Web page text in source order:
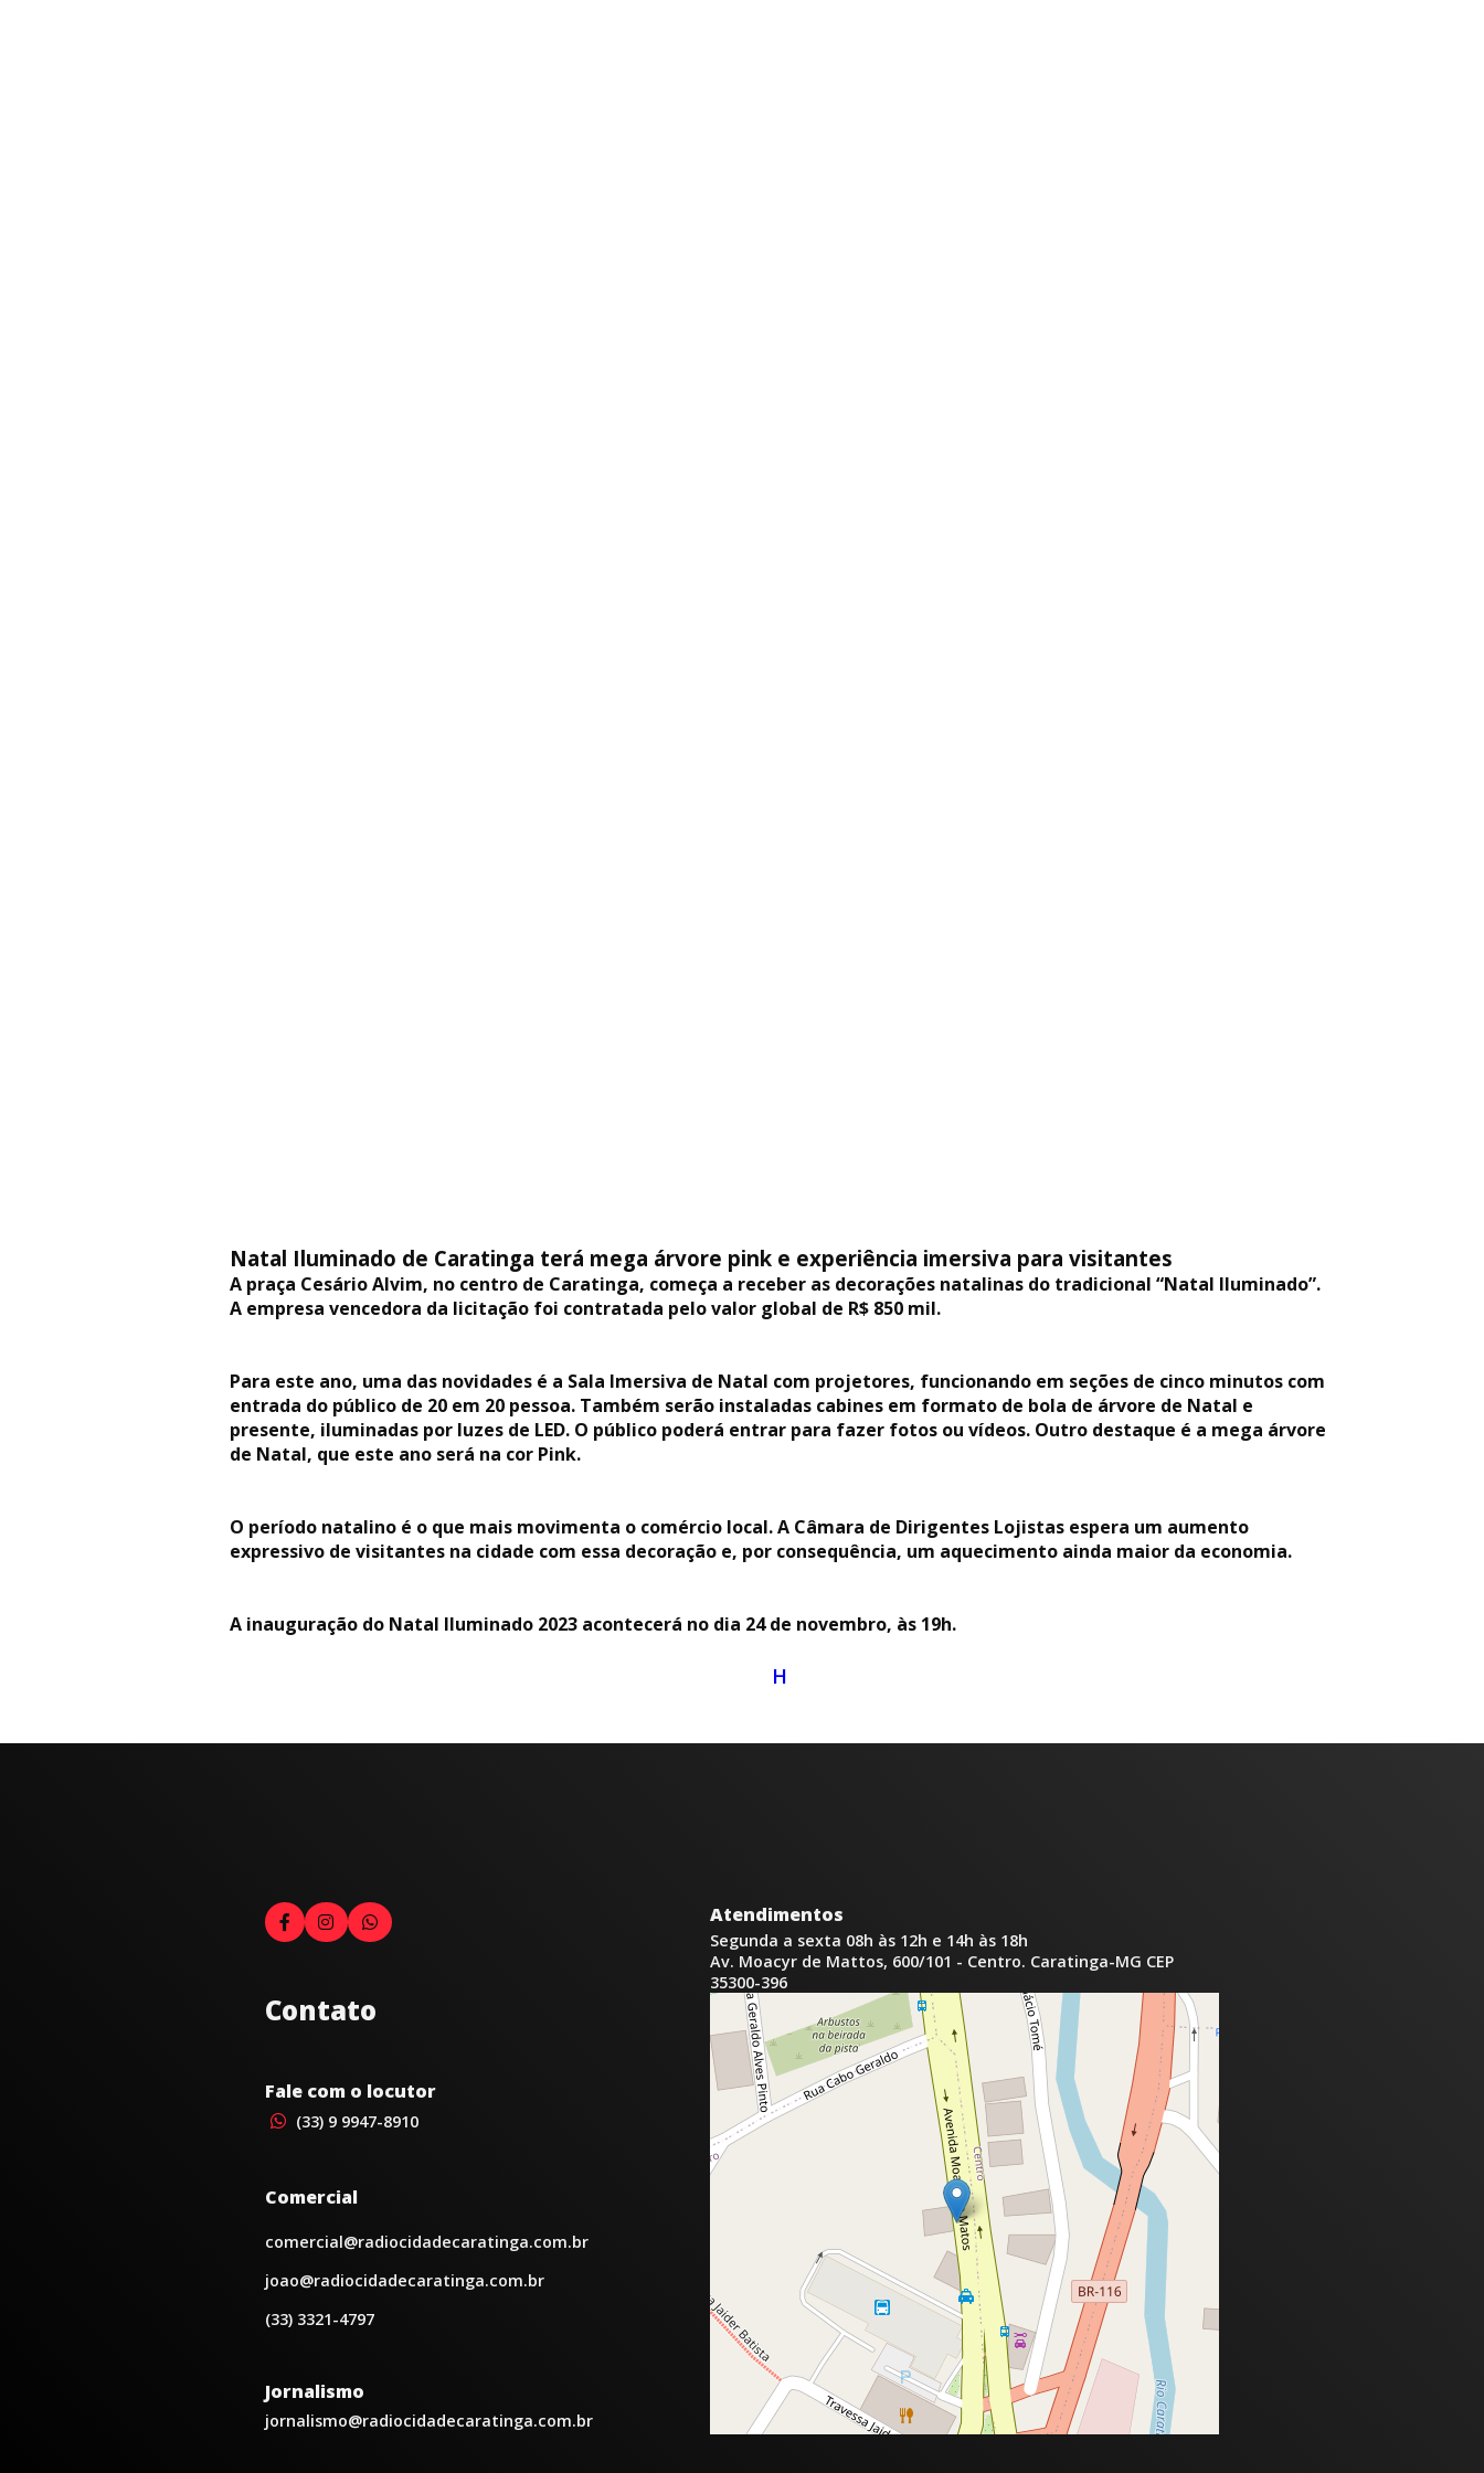
Natal Iluminado de Caratinga terá mega árvore pink e experiência imersiva para visitantes
A praça Cesário Alvim, no centro de Caratinga, começa a receber as decorações natalinas do tradicional “Natal Iluminado”.
A empresa vencedora da licitação foi contratada pelo valor global de R$ 850 mil.
Para este ano, uma das novidades é a Sala Imersiva de Natal com projetores, funcionando em seções de cinco minutos com
entrada do público de 20 em 20 pessoa. Também serão instaladas cabines em formato de bola de árvore de Natal e
presente, iluminadas por luzes de LED. O público poderá entrar para fazer fotos ou vídeos. Outro destaque é a mega árvore
de Natal, que este ano será na cor Pink.
O período natalino é o que mais movimenta o comércio local. A Câmara de Dirigentes Lojistas espera um aumento
expressivo de visitantes na cidade com essa decoração e, por consequência, um aquecimento ainda maior da economia.
A inauguração do Natal Iluminado 2023 acontecerá no dia 24 de novembro, às 19h.
H
Contato
Fale com o locutor
(33) 9 9947-8910
Comercial
comercial@radiocidadecaratinga.com.br
joao@radiocidadecaratinga.com.br
(33) 3321-4797
Jornalismo
jornalismo@radiocidadecaratinga.com.br
Atendimentos
Segunda a sexta 08h às 12h e 14h às 18h
Av. Moacyr de Mattos, 600/101 - Centro. Caratinga-MG CEP
35300-396